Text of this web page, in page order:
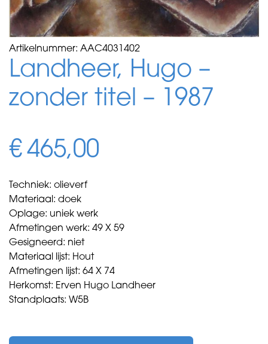
Artikelnummer: AAC4031402
Landheer, Hugo –
zonder titel – 1987
€ 465,00
Techniek: olieverf
Materiaal: doek
Oplage: uniek werk
Afmetingen werk: 49 X 59
Gesigneerd: niet
Materiaal lijst: Hout
Afmetingen lijst: 64 X 74
Herkomst: Erven Hugo Landheer
Standplaats: W5B
Hugo